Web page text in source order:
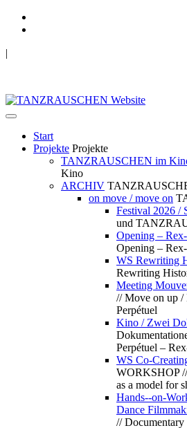
|
Start
Projekte Projekte
TANZRAUSCHEN im
Kino
ARCHIV
on move / move on
Festival 2026 /
und
Opening –
Opening –
WS Rewriting
Rewriting
Meeting
// Move on up /
Perpétuel
Kino / Zwei
Perpétuel –
WS Co-
WORKSHOP
as a model for
Hands--on-
Dance
//